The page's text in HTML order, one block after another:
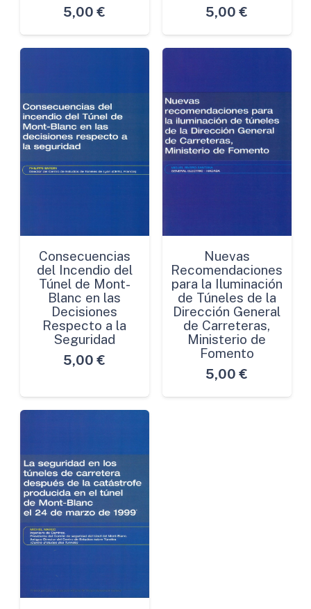
5,00 €
5,00 €
Consecuencias
del Incendio del
Túnel de Mont-
Blanc en las
Decisiones
Respecto a la
Seguridad
5,00 €
Nuevas
Recomendaciones
para la Iluminación
de Túneles de la
Dirección General
de Carreteras,
Ministerio de
Fomento
5,00 €